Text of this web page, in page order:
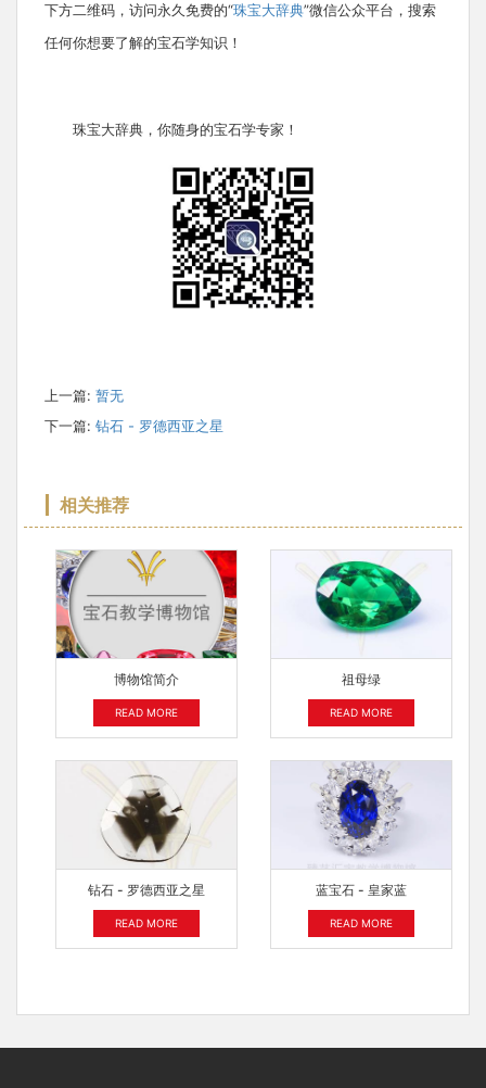
下方二维码，访问永久免费的“珠宝大辞典”微信公众平台，搜索
任何你想要了解的宝石学知识！
珠宝大辞典，你随身的宝石学专家！
上一篇: 暂无
下一篇: 钻石 - 罗德西亚之星
相关推荐
博物馆简介
READ MORE
祖母绿
READ MORE
钻石 - 罗德西亚之星
READ MORE
蓝宝石 - 皇家蓝
READ MORE